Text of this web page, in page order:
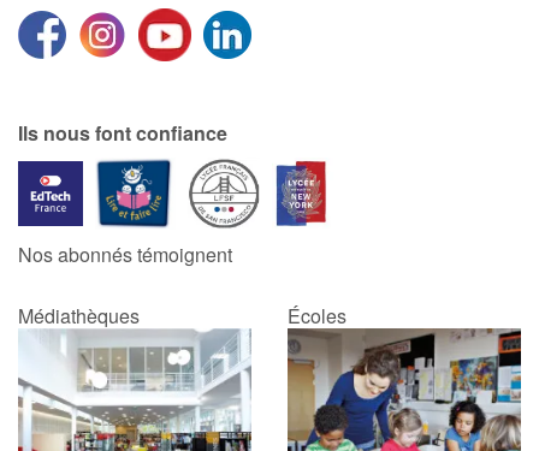
Activités et ateliers
Dyslexie, troubles de la lecture
Nos listes de lecture
Coups de coeur
Ils nous font confiance
Nos abonnés témoignent
Médiathèques Écoles